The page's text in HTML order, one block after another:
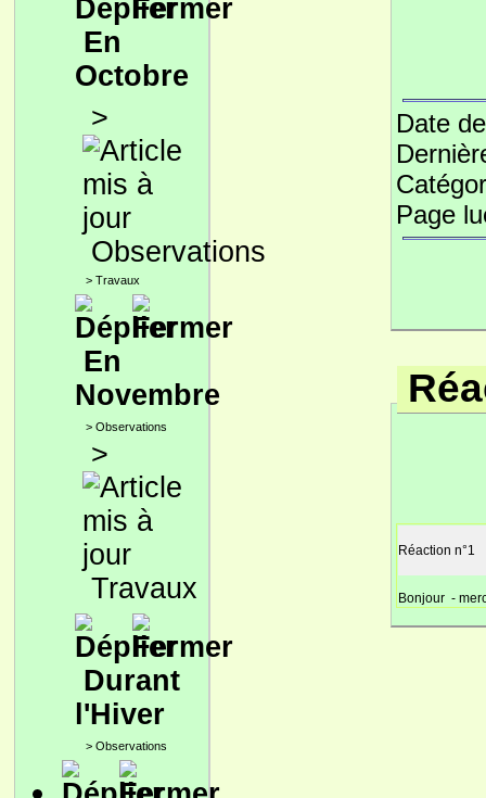
En
Octobre
>
Observations
> Travaux
En
Novembre
> Observations
>
Travaux
Durant
l'Hiver
> Observations
Date
Page
Réaction n°1
Bonjour -